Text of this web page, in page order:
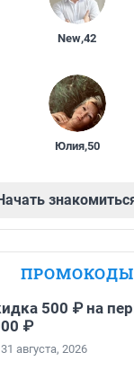
New,42
Юлия,50
ПРОМОКОДЫ
500 ₽ на
₽
августа, 2026